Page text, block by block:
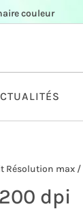
couleur
Résolution max /
dpi